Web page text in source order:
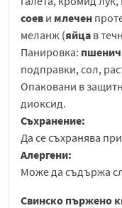
соев и млечен
меланж (яйца в
Панировка:
подправки, сол,
Опаковани в
диоксид.
Съхранение:
Да се съхранява
Алергени:
Може да съдържа
Свинско пържено